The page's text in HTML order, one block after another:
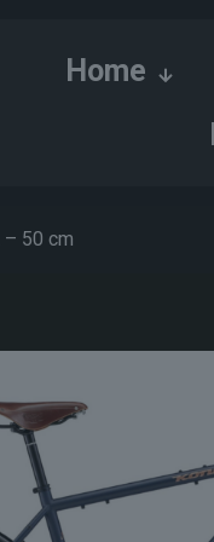
Home
– 50 cm